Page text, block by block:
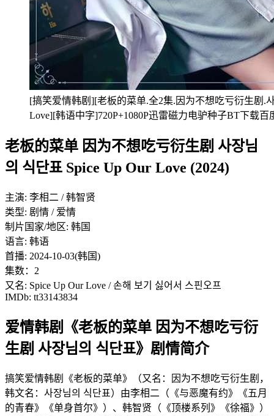
[搞笑爱情韩剧][老板的菜单.全2集.因为不想吃亏衍生剧.
Love][韩语中字]720P+1080P迅雷磁力电驴种子BT下载百
老板的菜单 因为不想吃亏衍生剧 사장님
의 식단표 Spice Up Our Love (2024)
主演: 李相二 / 韩智贤
类型: 剧情 / 爱情
制片国家/地区: 韩国
语言: 韩语
首播: 2024-10-03(韩国)
集数：2
又名: Spice Up Our Love / 손해 보기 싫어서 스핀오프
IMDb: tt33143834
爱情韩剧《老板的菜单 因为不想吃亏衍
生剧 사장님의 식단표》剧情简介
搞笑爱情韩剧《老板的菜单》（又名：因为不想吃亏衍生剧，
韩文名：사장님의 식단표）由李相二（《与恶魔有约》《五月
的青春》《单身首尔》）、韩智贤（《顶楼系列》《徐福》）